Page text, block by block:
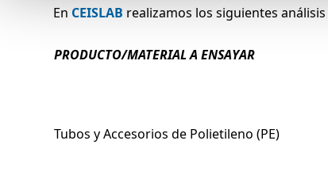
En CEISLAB realizamos los siguientes
PRODUCTO/MATERIAL A ENSAYAR
Tubos y Accesorios de Polietileno (PE)